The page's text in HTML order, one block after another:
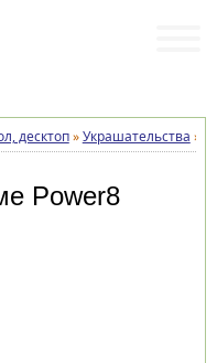
десктоп»Украшательства »
Power8